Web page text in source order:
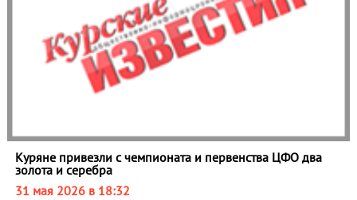
Куряне привезли с чемпионата и первенства ЦФО два
золота и серебра
31 мая 2026 в 18:32